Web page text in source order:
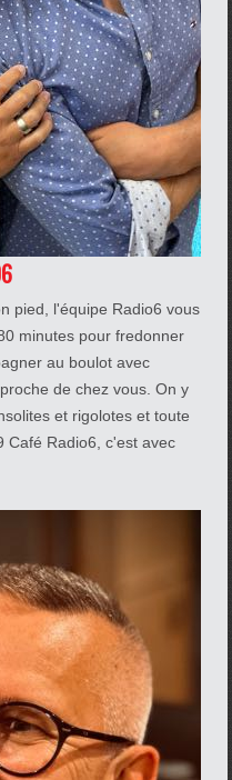
pied, l'équipe Radio6 vous
minutes pour fredonner
au boulot avec
de chez vous. On y
et rigolotes et toute
Café Radio6, c'est avec